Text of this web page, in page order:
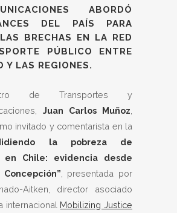
ABORDÓ
DEL PAÍS PARA
BRECHAS EN LA RED
PÚBLICO ENTRE
Y LAS REGIONES.
de Transportes y
Juan Carlos Muñoz
invitado y comentarista en la
la pobreza de
en Chile: evidencia desde
, presentada por
Aitken, director asociado
internacional Mobilizing Justice